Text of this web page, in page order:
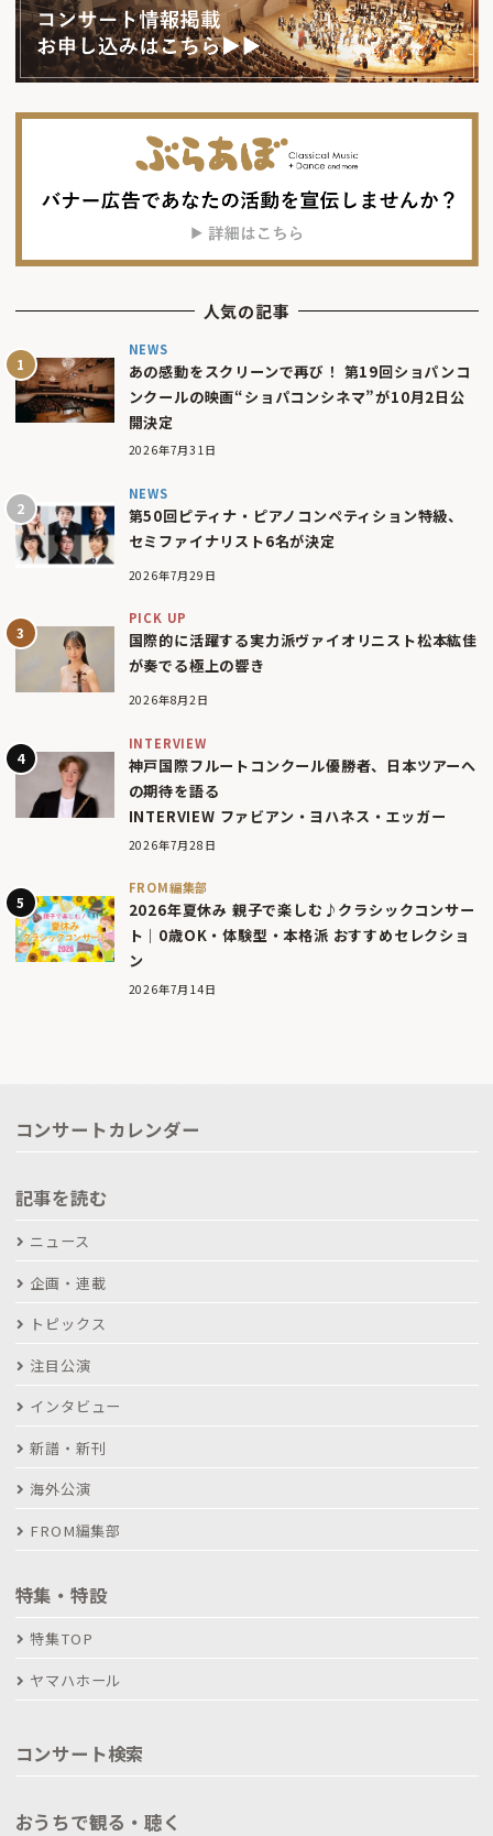
人気の記事
NEWS
あの感動をスクリーンで再び！ 第19回ショパンコ
ンクールの映画“ショパコンシネマ”が10月2日公
開決定
2026年7月31日
NEWS
第50回ピティナ・ピアノコンペティション特級、
セミファイナリスト6名が決定
2026年7月29日
PICK UP
国際的に活躍する実力派ヴァイオリニスト松本紘佳
が奏でる極上の響き
2026年8月2日
INTERVIEW
神戸国際フルートコンクール優勝者、日本ツアーへ
の期待を語る
INTERVIEW ファビアン・ヨハネス・エッガー
2026年7月28日
FROM編集部
2026年夏休み 親子で楽しむ♪クラシックコンサー
ト｜0歳OK・体験型・本格派 おすすめセレクショ
ン
2026年7月14日
コンサートカレンダー
記事を読む
ニュース
企画・連載
トピックス
注目公演
インタビュー
新譜・新刊
海外公演
FROM編集部
特集・特設
特集TOP
ヤマハホール
コンサート検索
おうちで観る・聴く